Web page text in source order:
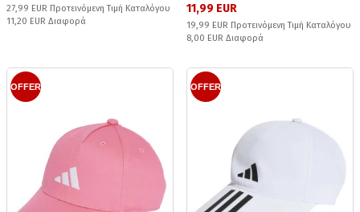
27,99 EUR Προτεινόμενη Τιμή Καταλόγου
11,20 EUR Διαφορά
11,99 EUR
19,99 EUR Προτεινόμενη Τιμή Καταλόγου
8,00 EUR Διαφορά
OFFER OFFER